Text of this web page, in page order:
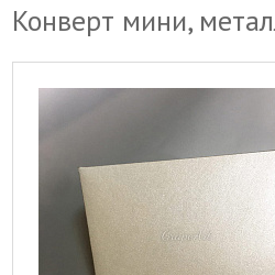
Конверт мини,